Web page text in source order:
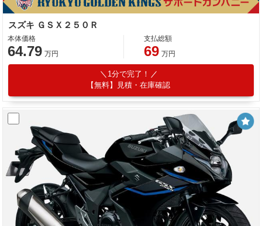
スズキ ＧＳＸ２５０Ｒ
本体価格
64.79 万円
支払総額
69 万円
1分で完了！
【無料】見積・在庫確認